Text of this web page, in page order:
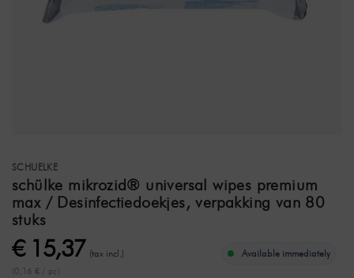
SCHUELKE
schülke mikrozid® universal wipes premium
max / Desinfectiedoekjes, verpakking van 80
stuks
€ 15,37 (tax incl.)
(0,16 € / pc)
Available immediately